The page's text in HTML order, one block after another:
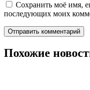
Сохранить моё имя,
последующих моих
Похожие